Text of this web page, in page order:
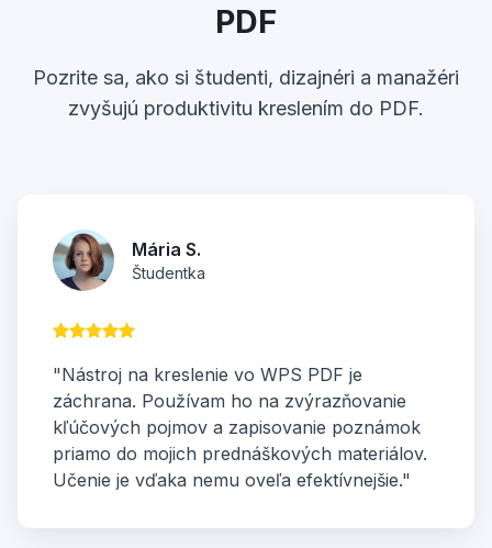
PDF
Pozrite sa, ako si študenti, dizajnéri a manažéri
zvyšujú produktivitu kreslením do PDF.
Mária S.
Študentka
"Nástroj na kreslenie vo WPS PDF je
záchrana. Používam ho na zvýrazňovanie
kľúčových pojmov a zapisovanie poznámok
priamo do mojich prednáškových materiálov.
Učenie je vďaka nemu oveľa efektívnejšie."